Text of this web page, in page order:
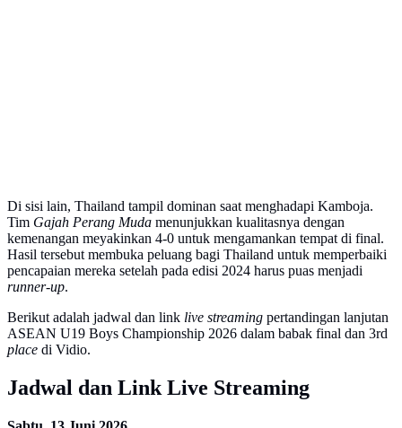
Di sisi lain, Thailand tampil dominan saat menghadapi Kamboja.
Tim Gajah Perang Muda menunjukkan kualitasnya dengan
kemenangan meyakinkan 4-0 untuk mengamankan tempat di final.
Hasil tersebut membuka peluang bagi Thailand untuk memperbaiki
pencapaian mereka setelah pada edisi 2024 harus puas menjadi
runner-up.
Berikut adalah jadwal dan link live streaming pertandingan lanjutan
ASEAN U19 Boys Championship 2026 dalam babak final dan 3rd
place di Vidio.
Jadwal dan Link Live Streaming